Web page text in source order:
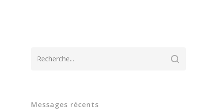
Messages récents